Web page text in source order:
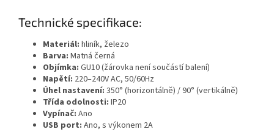
Technické specifikace:
Materiál: hliník, železo
Barva: Matná černá
Objímka: GU10 (žárovka není součástí balení)
Napětí: 220–240V AC, 50/60Hz
Úhel nastavení: 350° (horizontálně) / 90° (vertikálně)
Třída odolnosti: IP20
Vypínač: Ano
USB port: Ano, s výkonem 2A